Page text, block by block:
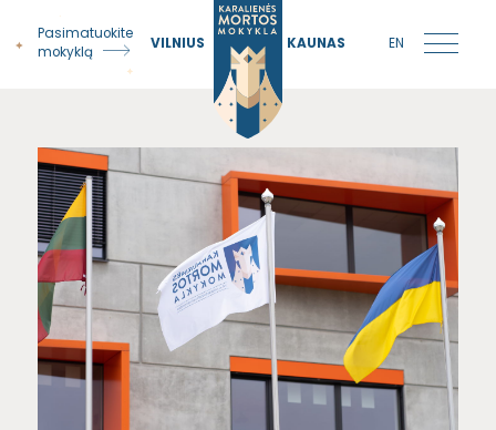
Pasimatuokite
mokyklą
VILNIUS KAUNAS EN